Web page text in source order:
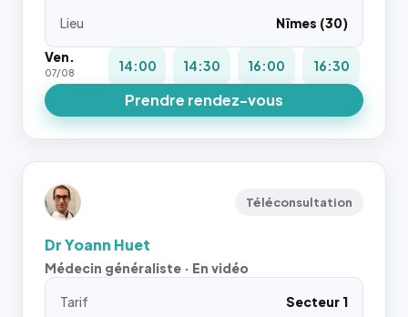
Lieu
Nîmes (30)
Ven.
07/08 14:00 14:30 16:00 16:30
Prendre rendez-vous
Téléconsultation
Dr Yoann Huet
Médecin généraliste · En vidéo
Tarif
Secteur 1